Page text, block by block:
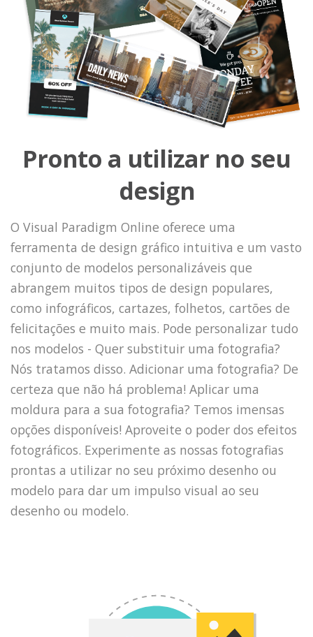
Pronto a utilizar no seu
design
O Visual Paradigm Online oferece uma
ferramenta de design gráfico intuitiva e um vasto
conjunto de modelos personalizáveis que
abrangem muitos tipos de design populares,
como infográficos, cartazes, folhetos, cartões de
felicitações e muito mais. Pode personalizar tudo
nos modelos - Quer substituir uma fotografia?
Nós tratamos disso. Adicionar uma fotografia? De
certeza que não há problema! Aplicar uma
moldura para a sua fotografia? Temos imensas
opções disponíveis! Aproveite o poder dos efeitos
fotográficos. Experimente as nossas fotografias
prontas a utilizar no seu próximo desenho ou
modelo para dar um impulso visual ao seu
desenho ou modelo.